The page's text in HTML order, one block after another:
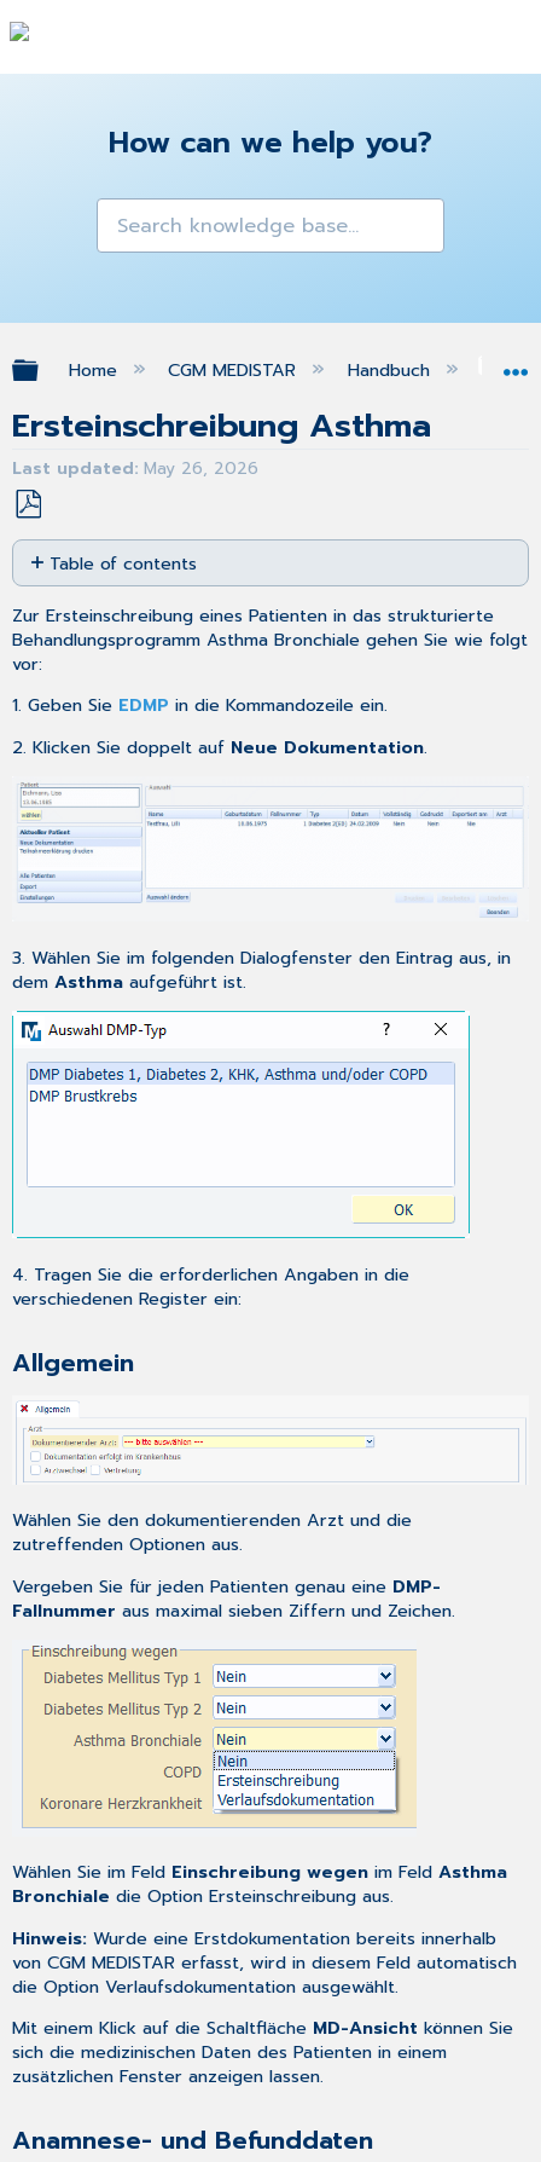
How can we help you?
Expand/collapse global hierarchy
Home CGM MEDISTAR Handbuch
Ersteinschreibung Asthma
Last updated May 26, 2026
Save
as
PDF
Table of contents
Anamnese-
und
Auswahlfeld
von
Symptomen
tagsüber:
Auswahlfeld
Häufigkeit
des
der
Bedarfsmedikation:
Ereignisse
Schulung
Behandlungsplanung
Zur Ersteinschreibung eines Patienten in das strukturierte
Behandlungsprogramm Asthma Bronchiale gehen Sie wie folgt
vor:
1. Geben Sie EDMP in die Kommandozeile ein.
2. Klicken Sie doppelt auf Neue Dokumentation.
3. Wählen Sie im folgenden Dialogfenster den Eintrag aus, in
demAsthma aufgeführt ist.
4. Tragen Sie die erforderlichen Angaben in die
verschiedenen Register ein:
Allgemein
Wählen Sie den dokumentierenden Arzt und die
zutreffenden Optionen aus.
Vergeben Sie für jeden Patienten genau eine DMP-
Fallnummer aus maximal sieben Ziffern und Zeichen.
Wählen Sie im Feld Einschreibung wegen im FeldAsthma
Bronchiale die Option Ersteinschreibung aus.
Hinweis:Wurde eine Erstdokumentation bereits innerhalb
von CGM MEDISTAR erfasst, wird in diesem Feld automatisch
die OptionVerlaufsdokumentation ausgewählt.
Mit einem Klick auf die Schaltfläche MD-Ansicht können Sie
sich die medizinischen Daten des Patienten in einem
zusätzlichen Fenster anzeigen lassen.
Anamnese- und Befunddaten